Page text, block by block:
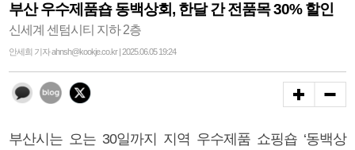
부산 우수제품숍 동백상회, 한달 간 전품목 30% 할인
신세계 센텀시티 지하 2층
안세희 기자 ahnsh@kookje.co.kr | 2025.06.05 19:24
부산시는 오는 30일까지 지역 우수제품 쇼핑숍 ‘동백상